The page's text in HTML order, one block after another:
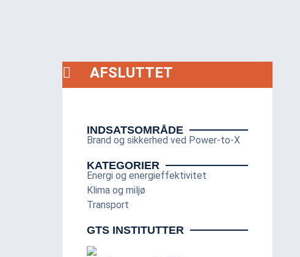
AFSLUTTET
INDSATSOMRÅDE
Brand og sikkerhed ved Power-to-X
KATEGORIER
Energi og energieffektivitet
Klima og miljø
Transport
GTS INSTITUTTER